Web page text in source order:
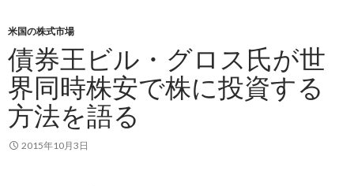
米国の株式市場
債券王ビル・グロス氏が世
界同時株安で株に投資する
方法を語る
2015年10月3日